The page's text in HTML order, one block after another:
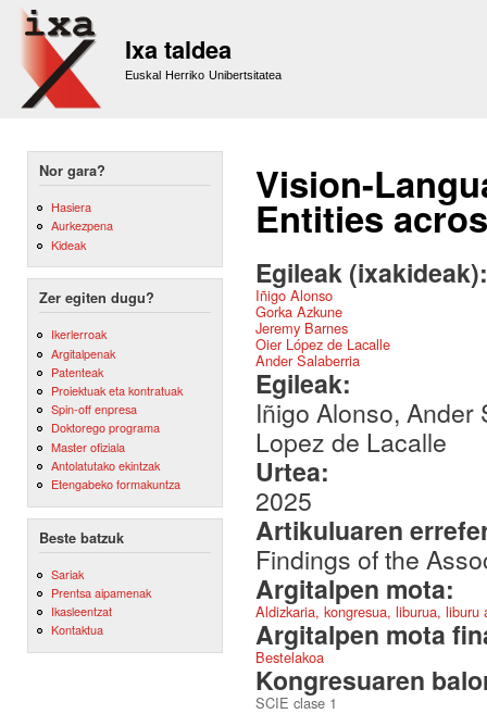
Ixa taldea
Euskal Herriko Unibertsitatea
Nor gara?
Hasiera
Aurkezpena
Kideak
Zer egiten dugu?
Ikerlerroak
Argitalpenak
Patenteak
Proiektuak eta kontratuak
Spin-off enpresa
Doktorego programa
Master ofiziala
Antolatutako ekintzak
Etengabeko formakuntza
Beste batzuk
Sariak
Prentsa aipamenak
Ikasleentzat
Kontaktua
Vision-
Entities
Egileak
Iñigo Alonso
Gorka Azkune
Jeremy Barnes
Oier López de Lacalle
Ander Salaberria
Egileak:
Iñigo Alonso,
Lopez de Lacalle
Urtea:
2025
Artikuluaren
Findings of the
Argitalpen mota:
Aldizkaria, kongresua, liburua,
Argitalpen mota
Bestelakoa
Kongresuaren
SCIE clase 1